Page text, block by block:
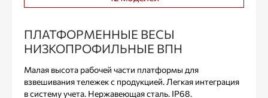
ПЛАТФОРМЕННЫЕ ВЕСЫ
НИЗКОПРОФИЛЬНЫЕ ВПН
Малая высота рабочей части платформы для
взвешивания тележек с продукцией. Легкая интеграция
в систему учета. Нержавеющая сталь. IP68.